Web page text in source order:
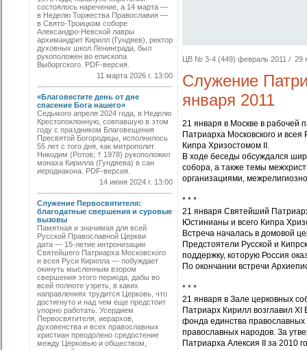
состоялось наречение, а 14 марта —
в Неделю Торжества Православия —
в Свято-Троицком соборе
Александро-Невской лавры
архимандрит Кирилл (Гундяев), ректор
духовных школ Ленинграда, был
рукоположен во епископа
Выборгского. PDF-версия.
11 марта 2026 г. 13:00
«Благовестите день от дне
спасение Бога нашего»
Седьмого апреля 2024 года, в Неделю
Крестопоклонную, совпавшую в этом
году с праздником Благовещения
Пресвятой Богородицы, исполнилось
55 лет с того дня, как митрополит
Никодим (Ротов; † 1978) рукоположил
монаха Кирилла (Гундяева) в сан
иеродиакона. PDF-версия.
14 июня 2024 г. 13:00
Служение Первосвятителя:
благодатные свершения и суровые
вызовы
Памятная и значимая для всей
Русской Православной Церкви
дата — 15-летие интронизации
Святейшего Патриарха Московского
и всея Руси Кирилла — побуждает
окинуть мысленным взором
свершения этого периода, дабы во
всей полноте узреть, в каких
направлениях трудится Церковь, что
достигнуто и над чем еще предстоит
упорно работать. Усердием
Первосвятителя, иерархов,
духовенства и всех православных
христиан преодолено средостение
между Церковью и обществом,
ЦВ № 3-4 (449) февраль 2011 / 29
Служение
января 2011
21 января в Москве в рабочей
Патриарха Московского и
Кипра Хризостомом II.
В ходе беседы обсуждался
собора, а также темы
организациями,
* * *
21 января Святейший
Юстинианы и всего Кипра
Встреча началась в домовой
Предстоятели Русской и
поддержку, которую Россия
По окончании встречи
* * *
21 января в Зале церковных
Патриарх Кирилл возглавил
фонда единства
православных народов. За
Патриарха Алексия II за 2010